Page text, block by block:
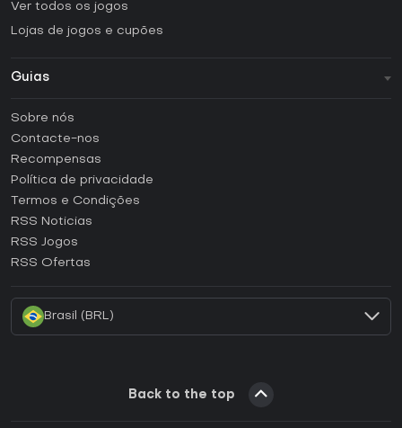
Ver todos os jogos
Lojas de jogos e cupões
Guias
Como ativar uma CD Key Steam?
Como ativar uma CD Key Epic Games?
Como ativar uma CD Key GOG?
Como ativar uma CD Key Ubisoft Connect?
Sobre nós
Contacte-nos
Recompensas
Política de privacidade
Termos e Condições
RSS Noticias
RSS Jogos
RSS Ofertas
Brasil (BRL)
Back to the top